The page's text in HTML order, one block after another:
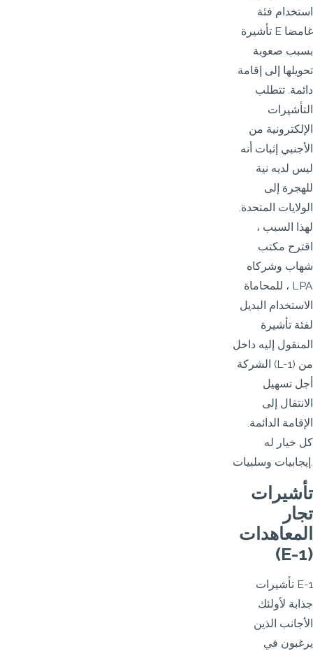
استخدام فئة
تأشيرة E غامضا
بسبب صعوبة
تحويلها إلى إقامة
دائمة. تتطلب
التأشيرات
الإلكترونية من
الأجنبي إثبات أنه
ليس لديه نية
للهجرة إلى
الولايات المتحدة.
لهذا السبب ،
اقترح مكتب
شهاب وشركاه
للمحاماة ، LPA
الاستخدام البديل
لفئة تأشيرة
المنقول إليه داخل
الشركة (L-1) من
أجل تسهيل
الانتقال إلى
الإقامة الدائمة.
كل خيار له
إيجابيات وسلبيات.
تأشيرات
تجار
المعاهدات
(E-1)
تأشيرات E-1
جذابة لأولئك
الأجانب الذين
يرغبون في